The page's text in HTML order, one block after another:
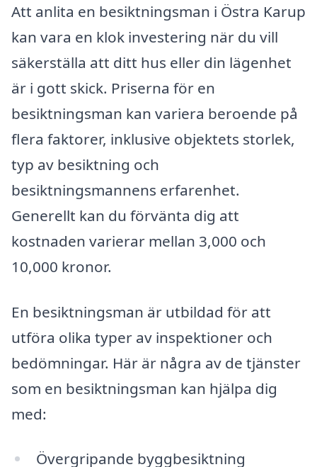
Att anlita en besiktningsman i Östra Karup
kan vara en klok investering när du vill
säkerställa att ditt hus eller din lägenhet
är i gott skick. Priserna för en
besiktningsman kan variera beroende på
flera faktorer, inklusive objektets storlek,
typ av besiktning och
besiktningsmannens erfarenhet.
Generellt kan du förvänta dig att
kostnaden varierar mellan 3,000 och
10,000 kronor.
En besiktningsman är utbildad för att
utföra olika typer av inspektioner och
bedömningar. Här är några av de tjänster
som en besiktningsman kan hjälpa dig
med:
Övergripande byggbesiktning